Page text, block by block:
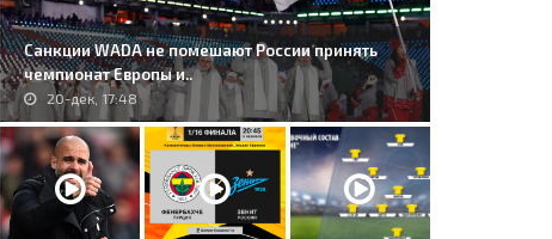
Санкции WADA не помешают России принять
чемпионат Европы и..
20-дек, 17:48